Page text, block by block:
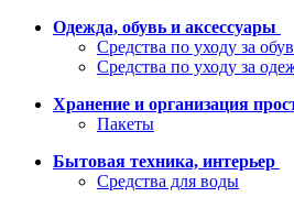
Одежда, обувь и аксессуары
Средства по уходу за
Средства по уходу за
Хранение и организация
Пакеты
Бытовая техника, интерьер
Средства для воды